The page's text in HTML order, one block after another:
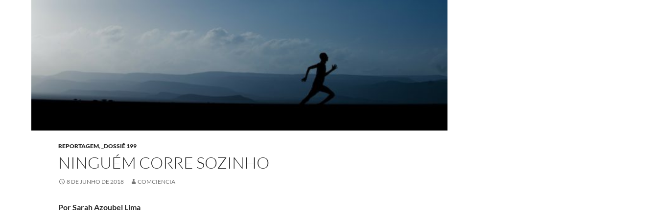
REPORTAGEM, _DOSSIÊ 199
NINGUÉM CORRE SOZINHO
8 DE JUNHO DE 2018 COMCIENCIA
Por Sarah Azoubel Lima